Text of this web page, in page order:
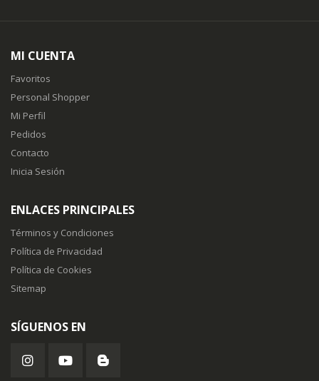
MI CUENTA
Favoritos
Personal Shopper
Mi Perfil
Pedidos
Contacto
Inicia Sesión
ENLACES PRINCIPALES
Términos y Condiciones
Política de Privacidad
Política de Cookies
Sitemap
SÍGUENOS EN